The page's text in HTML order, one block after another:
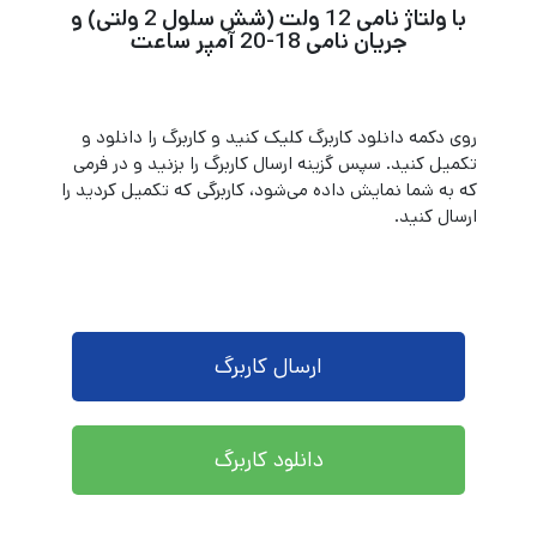
با ولتاژ نامی 12 ولت (شش سلول 2 ولتی) و
جریان نامی 18-20 آمپر ساعت
روی دکمه دانلود کاربرگ کلیک کنید و کاربرگ را دانلود و
تکمیل کنید. سپس گزینه ارسال کاربرگ را بزنید و در فرمی
که به شما نمایش داده می‌شود، کاربرگی که تکمیل کردید را
ارسال کنید.
ارسال کاربرگ
دانلود کاربرگ